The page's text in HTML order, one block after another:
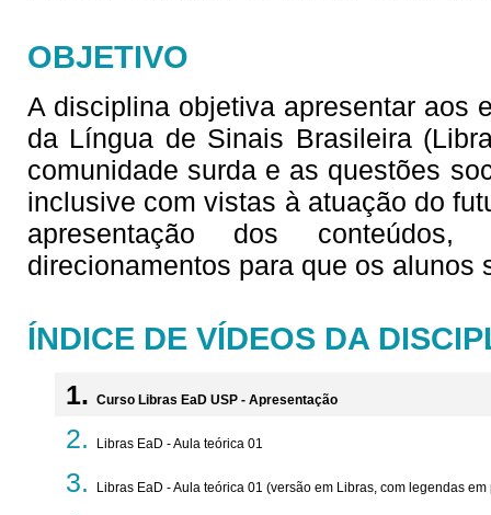
OBJETIVO
A disciplina objetiva apresentar aos
da Língua de Sinais Brasileira
comunidade surda e as questões
inclusive com vistas à atuação do
apresentação dos
direcionamentos para que os alunos
ÍNDICE DE VÍDEOS DA
Curso Libras EaD USP - Apresentação
Libras EaD - Aula teórica 01
Libras EaD - Aula teórica 01 (versão em Libras, com legendas em